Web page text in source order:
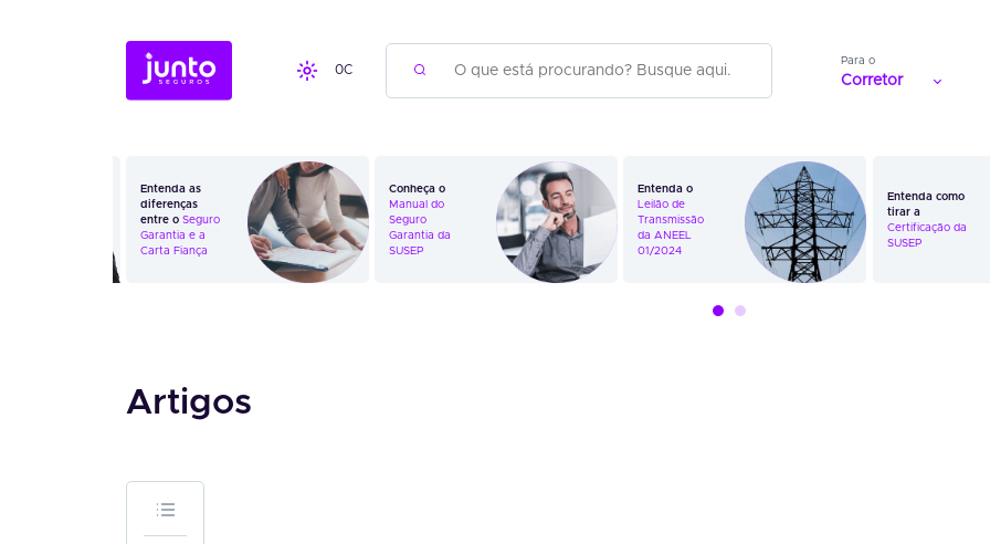
0C
Para o
Corretor
Entenda as
diferenças
entre o Seguro
Garantia e a
Carta Fiança
Conheça o
Manual do
Seguro
Garantia da
SUSEP
Entenda o
Leilão de
Transmissão
da ANEEL
01/2024
Entenda como
tirar a
Certificação da
SUSEP
Artigos